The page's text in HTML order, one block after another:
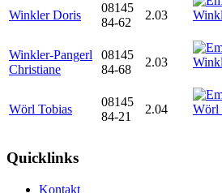
Winkler Doris
08145
84-62
2.03
Winkler-Pangerl
Christiane
08145
84-68
2.03
Wörl Tobias
08145
84-21
2.04
Quicklinks
Kontakt